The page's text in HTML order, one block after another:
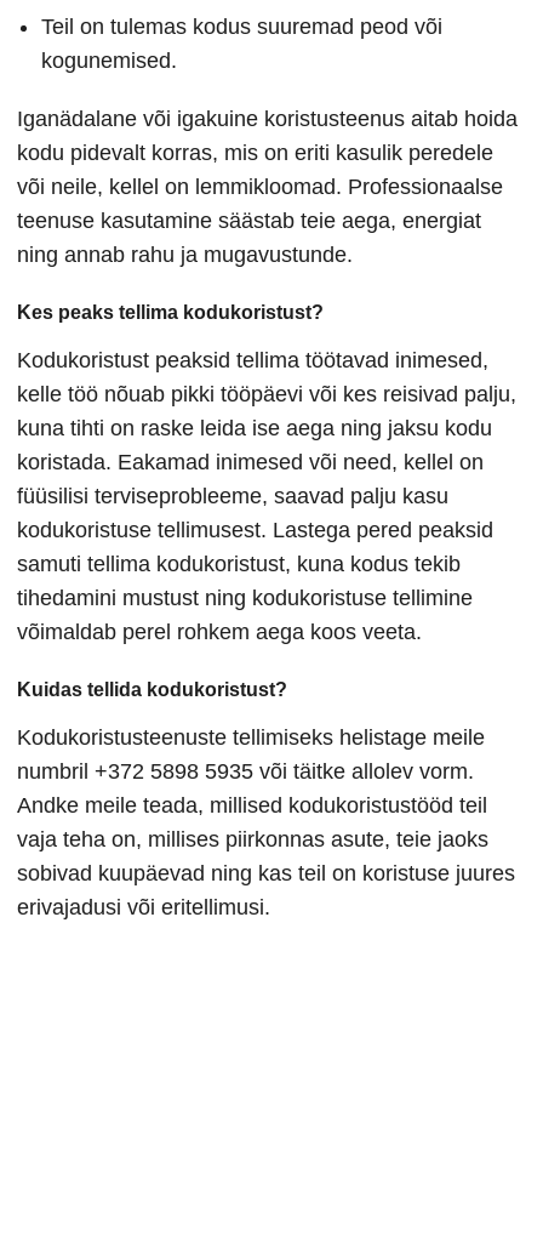
Teil on tulemas kodus suuremad peod või
kogunemised.
Iganädalane või igakuine koristusteenus aitab hoida
kodu pidevalt korras, mis on eriti kasulik peredele
või neile, kellel on lemmikloomad. Professionaalse
teenuse kasutamine säästab teie aega, energiat
ning annab rahu ja mugavustunde.
Kes peaks tellima kodukoristust?
Kodukoristust peaksid tellima töötavad inimesed,
kelle töö nõuab pikki tööpäevi või kes reisivad palju,
kuna tihti on raske leida ise aega ning jaksu kodu
koristada. Eakamad inimesed või need, kellel on
füüsilisi terviseprobleeme, saavad palju kasu
kodukoristuse tellimusest. Lastega pered peaksid
samuti tellima kodukoristust, kuna kodus tekib
tihedamini mustust ning kodukoristuse tellimine
võimaldab perel rohkem aega koos veeta.
Kuidas tellida kodukoristust?
Kodukoristusteenuste tellimiseks helistage meile
numbril +372 5898 5935 või täitke allolev vorm.
Andke meile teada, millised kodukoristustööd teil
vaja teha on, millises piirkonnas asute, teie jaoks
sobivad kuupäevad ning kas teil on koristuse juures
erivajadusi või eritellimusi.